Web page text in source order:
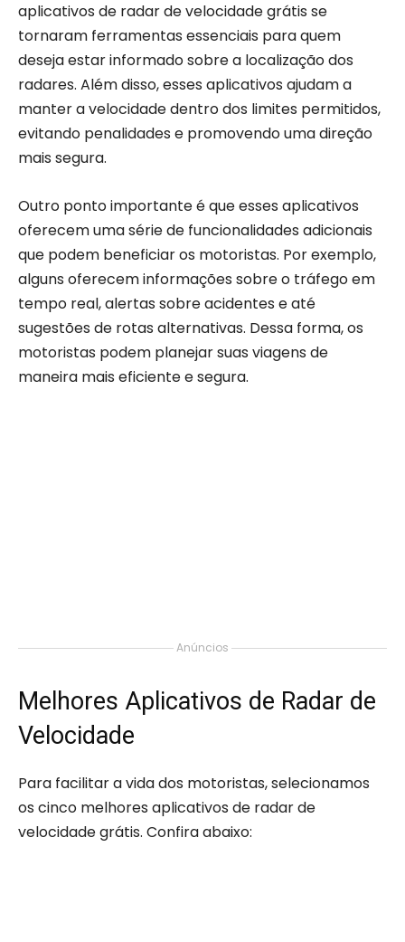
aplicativos de radar de velocidade grátis se
tornaram ferramentas essenciais para quem
deseja estar informado sobre a localização dos
radares. Além disso, esses aplicativos ajudam a
manter a velocidade dentro dos limites permitidos,
evitando penalidades e promovendo uma direção
mais segura.
Outro ponto importante é que esses aplicativos
oferecem uma série de funcionalidades adicionais
que podem beneficiar os motoristas. Por exemplo,
alguns oferecem informações sobre o tráfego em
tempo real, alertas sobre acidentes e até
sugestões de rotas alternativas. Dessa forma, os
motoristas podem planejar suas viagens de
maneira mais eficiente e segura.
Anúncios
Melhores Aplicativos de Radar de
Velocidade
Para facilitar a vida dos motoristas, selecionamos
os cinco melhores aplicativos de radar de
velocidade grátis. Confira abaixo: